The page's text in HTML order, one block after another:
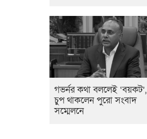
গভর্নর কথা বললেই ‘বয়কট’,
চুপ থাকলেন পুরো সংবাদ
সম্মেলনে